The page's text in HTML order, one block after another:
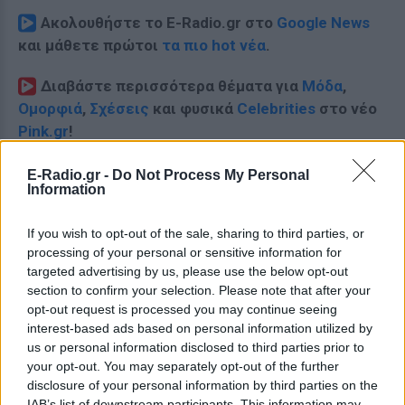
E-Radio.gr - Do Not Process My Personal
Information
If you wish to opt-out of the sale, sharing to third parties, or
processing of your personal or sensitive information for
targeted advertising by us, please use the below opt-out
section to confirm your selection. Please note that after your
opt-out request is processed you may continue seeing
interest-based ads based on personal information utilized by
us or personal information disclosed to third parties prior to
your opt-out. You may separately opt-out of the further
disclosure of your personal information by third parties on the
Ακολουθήστε το E-Radio.gr στο Google News
και μάθετε πρώτοι τα πιο hot νέα.
Διαβάστε περισσότερα θέματα για Μόδα,
Ομορφιά, Σχέσεις και φυσικά Celebrities στο νέο
Pink.gr!
Ακολουθήστε το E-Radio.gr και στο Instagram